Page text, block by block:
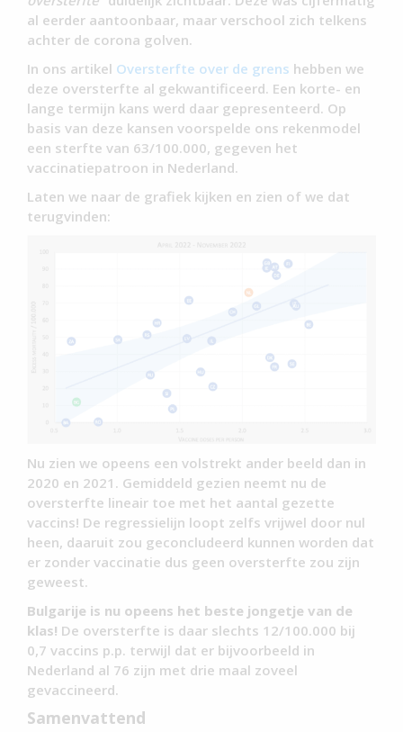
al eerder aantoonbaar, maar verschool zich telkens
achter de corona golven.
In ons artikel Oversterfte over de grens hebben we
deze oversterfte al gekwantificeerd. Een korte- en
lange termijn kans werd daar gepresenteerd. Op
basis van deze kansen voorspelde ons rekenmodel
een sterfte van 63/100.000, gegeven het
vaccinatiepatroon in Nederland.
Laten we naar de grafiek kijken en zien of we dat
terugvinden:
Nu zien we opeens een volstrekt ander beeld dan in
2020 en 2021. Gemiddeld gezien neemt nu de
oversterfte lineair toe met het aantal gezette
vaccins! De regressielijn loopt zelfs vrijwel door nul
heen, daaruit zou geconcludeerd kunnen worden dat
er zonder vaccinatie dus geen oversterfte zou zijn
geweest.
Bulgarije is nu opeens het beste jongetje van de
klas! De oversterfte is daar slechts 12/100.000 bij
0,7 vaccins p.p. terwijl dat er bijvoorbeeld in
Nederland al 76 zijn met drie maal zoveel
gevaccineerd.
Samenvattend